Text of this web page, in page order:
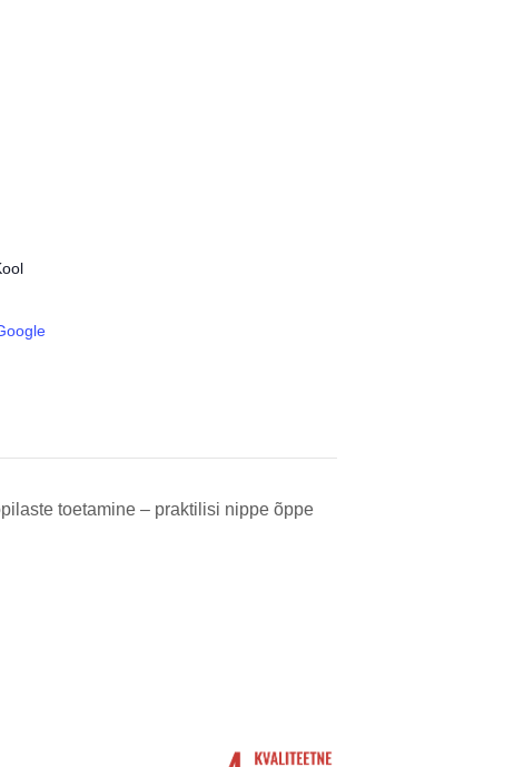
toetamine – praktilisi nippe õppe